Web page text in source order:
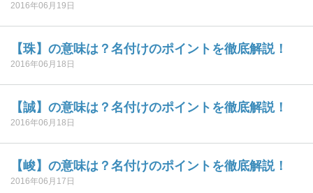
2016年06月19日
【珠】の意味は？名付けのポイントを徹底解説！
2016年06月18日
【誠】の意味は？名付けのポイントを徹底解説！
2016年06月18日
【峻】の意味は？名付けのポイントを徹底解説！
2016年06月17日